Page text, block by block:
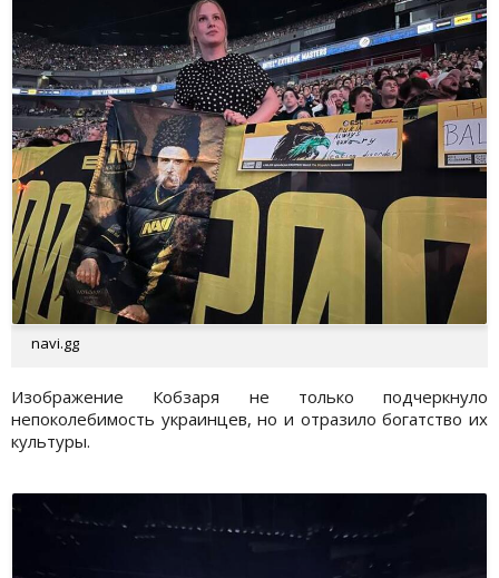
navi.gg
Изображение Кобзаря не только подчеркнуло
непоколебимость украинцев, но и отразило богатство их
культуры.